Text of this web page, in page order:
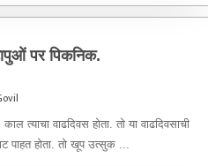
पर पिकनिक.
काल त्याचा वाढदिवस होता. तो या वाढदिवसाची
पाहत होता. तो खूप उत्सुक ...